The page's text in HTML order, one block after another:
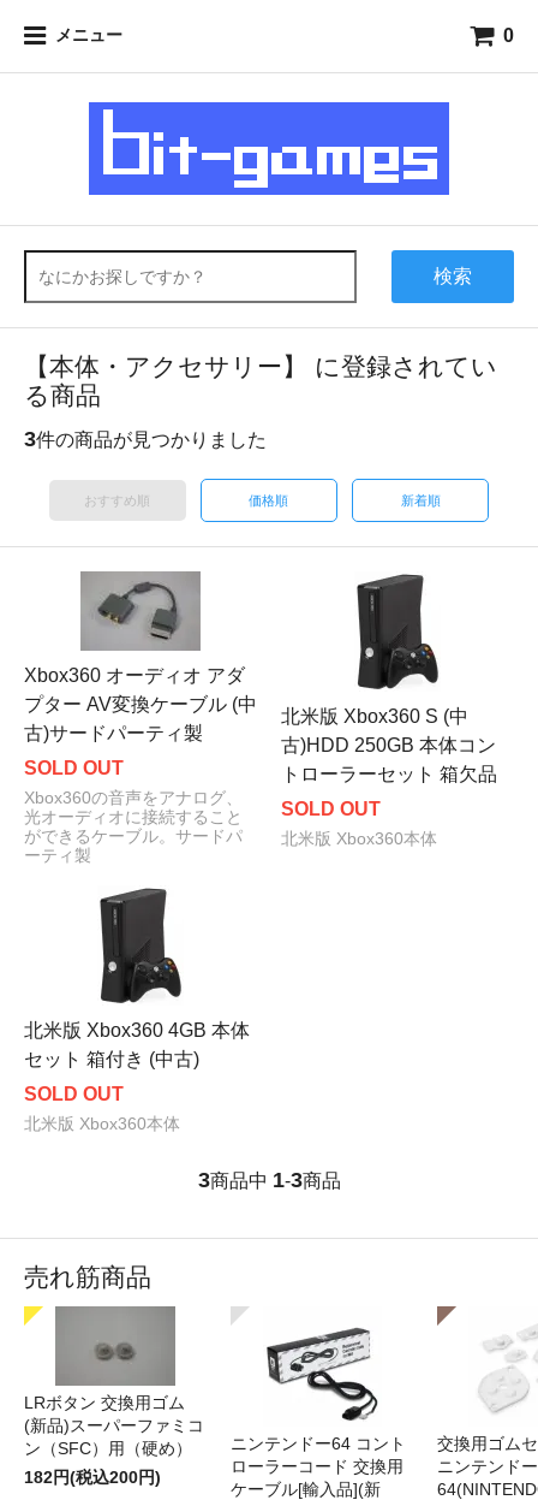
メニュー 0
検索
【本体・アクセサリー】 に登録されてい
る商品
3件の商品が見つかりました
おすすめ順 価格順 新着順
Xbox360 オーディオ アダ
プター AV変換ケーブル (中
古)サードパーティ製
SOLD OUT
Xbox360の音声をアナログ、
光オーディオに接続すること
ができるケーブル。サードパ
ーティ製
北米版 Xbox360 S (中
古)HDD 250GB 本体コン
トローラーセット 箱欠品
SOLD OUT
北米版 Xbox360本体
北米版 Xbox360 4GB 本体
セット 箱付き (中古)
SOLD OUT
北米版 Xbox360本体
3商品中 1-3商品
売れ筋商品
LRボタン 交換用ゴム
(新品)スーパーファミコ
ン（SFC）用（硬め）
182円(税込200円)
ニンテンドー64 コント
ローラーコード 交換用
ケーブル[輸入品](新
交換用ゴム
ニンテンドー